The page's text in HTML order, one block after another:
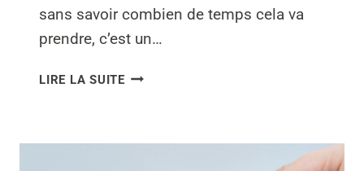
sans savoir combien de temps cela va
prendre, c’est un…
LIRE LA SUITECOMBIEN